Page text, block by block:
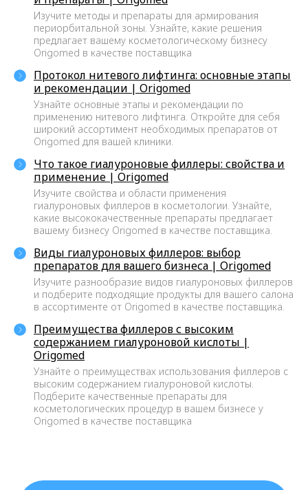
Изучите методы и препараты для армирования
периорбитальной зоны. Узнайте, какие решения
предлагает вашему косметологическому бизнесу
Origomed в качестве поставщика
Протокол нитевого лифтинга: основные этапы
и рекомендации | Origomed
Узнайте основные этапы и рекомендации по
применению нитевого лифтинга. Откройте для себя
широкий ассортимент необходимых препаратов от
Origomed для вашей клиники.
Что такое гиалуроновые филлеры: свойства и
применение | Origomed
Изучите свойства и области применения
гиалуроновых филлеров в косметологии. Узнайте,
какие высококачественные препараты предлагает
вашему бизнесу Origomed в качестве поставщика.
Виды гиалуроновых филлеров: выбор
препаратов для вашего бизнеса | Origomed
Изучите разнообразие видов гиалуроновых филлеров
и подберите подходящие продукты для вашего салона
в ассортименте от Origomed в качестве поставщика.
Преимущества филлеров с высоким
содержанием гиалуроновой кислоты |
Origomed
Узнайте о преимуществах использования филлеров с
высоким содержанием гиалуроновой кислоты.
Подберите качественные препараты для
косметологических процедур в вашем бизнесе у
Origomed в качестве поставщика
>9 ЛЕТ ОПЫТА
время мы получили колоссальный
опыт, на котором учимся и
становимся лучше для вас.
РЕГИСТРАЦИОННОЕ
УДОСТОВЕРЕНИЕ
Вся продукция, которую вы
приобретаете у нас,
лицензирована и имеет
необходимые сертификаты.
ЛУЧШИЕ ЦЕНЫ
Лучшее предложение на
лицензированные мезонити на
рынке России. Это касается и
ассортимента (более 248 позиций),
900+ КЛИЕНТОВ-КЛИНИК